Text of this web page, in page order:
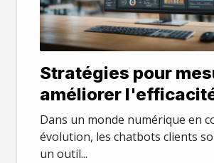
Stratégies pour
améliorer
chatbot client
Dans un monde numérique en
évolution, les chatbots clients
un outil...